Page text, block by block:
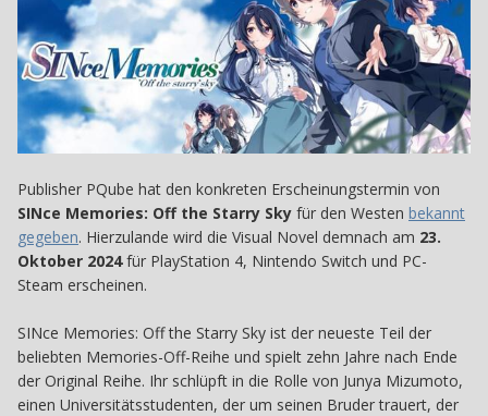
Publisher PQube hat den konkreten Erscheinungstermin von
SINce Memories: Off the Starry Sky für den Westen bekannt
gegeben. Hierzulande wird die Visual Novel demnach am 23.
Oktober 2024für PlayStation 4, Nintendo Switch und PC-
Steam erscheinen.
SINce Memories: Off the Starry Sky ist der neueste Teil der
beliebten Memories-Off-Reihe und spielt zehn Jahre nach Ende
der Original Reihe. Ihr schlüpft in die Rolle von Junya Mizumoto,
einen Universitätsstudenten, der um seinen Bruder trauert, der